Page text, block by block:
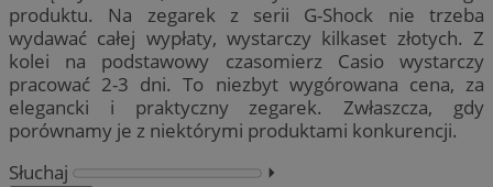
produktu. Na zegarek z serii G-Shock nie trzeba
wydawać całej wypłaty, wystarczy kilkaset złotych. Z
kolei na podstawowy czasomierz Casio wystarczy
pracować 2-3 dni. To niezbyt wygórowana cena, za
elegancki i praktyczny zegarek. Zwłaszcza, gdy
porównamy je z niektórymi produktami konkurencji.
Słuchaj
⏵︎